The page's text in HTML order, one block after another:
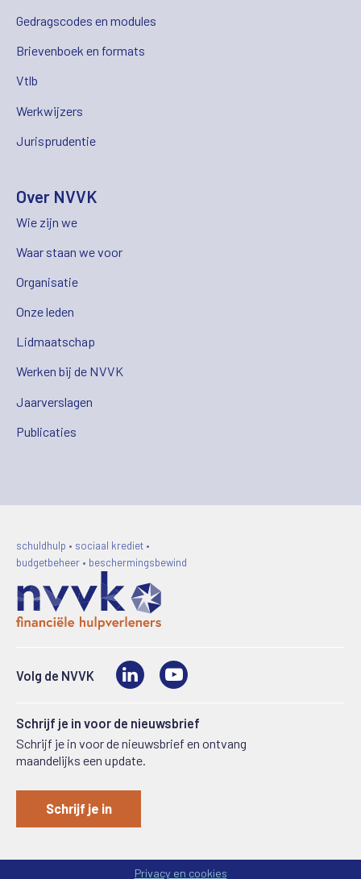
Gedragscodes en modules
Brievenboek en formats
Vtlb
Werkwijzers
Jurisprudentie
Over NVVK
Wie zijn we
Waar staan we voor
Organisatie
Onze leden
Lidmaatschap
Werken bij de NVVK
Jaarverslagen
Publicaties
schuldhulp • sociaal krediet •
budgetbeheer • beschermingsbewind
Volg de NVVK LinkedIn
Schrijf je in voor de nieuwsbrief
Schrijf je in voor de nieuwsbrief en ontvang
maandelijks een update.
Schrijf je in
Privacy en cookies